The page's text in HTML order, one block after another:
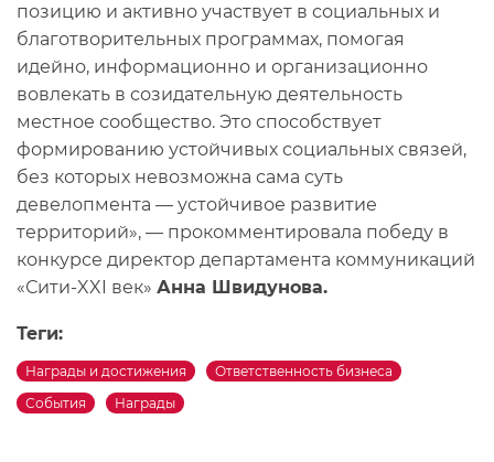
позицию и активно участвует в социальных и
благотворительных программах, помогая
идейно, информационно и организационно
вовлекать в созидательную деятельность
местное сообщество. Это способствует
формированию устойчивых социальных связей,
без которых невозможна сама суть
девелопмента — устойчивое развитие
территорий», — прокомментировала победу в
конкурсе директор департамента коммуникаций
«Сити-XXI век» Анна Швидунова.
Теги:
Награды и достижения
Ответственность бизнеса
События
Награды